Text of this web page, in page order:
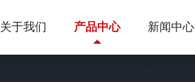
关于我们 产品中心 新闻中心